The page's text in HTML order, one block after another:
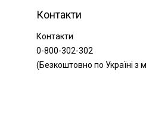
Контакти
Контакти
0-800-302-302
(Безкоштовно по Україні з